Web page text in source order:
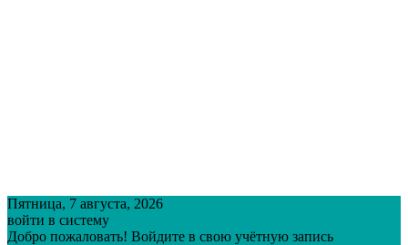
Пятница, 7 августа, 2026
войти в систему
Добро пожаловать! Войдите в свою учётную запись